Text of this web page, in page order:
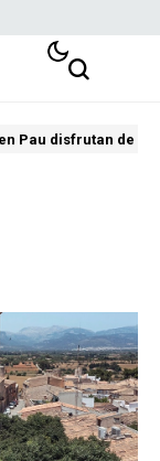
Pau disfrutan de